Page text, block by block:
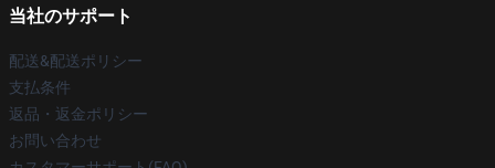
当社のサポート
配送&配送ポリシー
支払条件
返品・返金ポリシー
お問い合わせ